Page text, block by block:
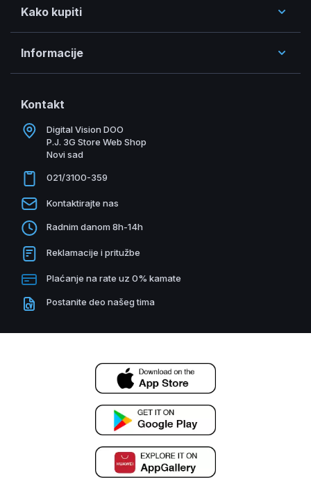
Kako kupiti
Informacije
Kontakt
Digital Vision DOO
P.J. 3G Store Web Shop
Novi sad
021/3100-359
Kontaktirajte nas
Radnim danom 8h-14h
Reklamacije i pritužbe
Plaćanje na rate uz 0% kamate
Postanite deo našeg tima